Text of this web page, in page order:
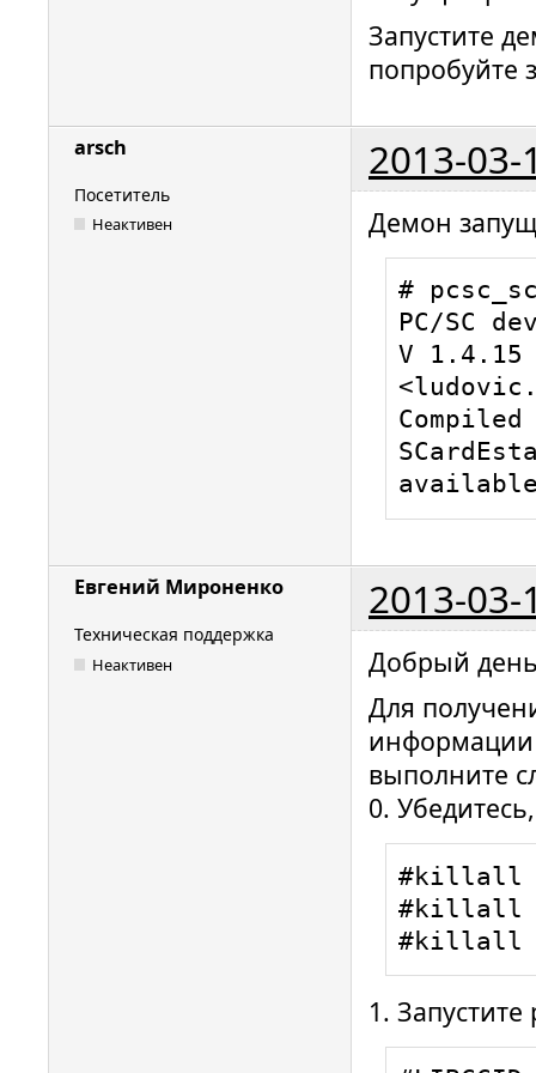
lun: 0,
devices/
This
GNU
2.1, or
version.
for 001/
Vendor/
Rutoken
bus/
not
pipe
lun: 0,
Using
lun: 0,
Запустите
попробуйте
arsch 2013-03-
Посетитель
Неактивен Демон
#
PC/SC
V 1.4.15
Евгений Мироненко 2013-03-
Техническая поддержка
Неактивен
Добрый
Для
информации
выполните
0.
#killall
#killall
#killall
1.